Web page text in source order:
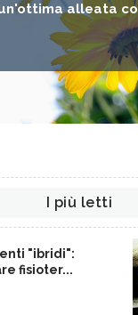
alleata
I più letti
"ibridi":
fisioter...